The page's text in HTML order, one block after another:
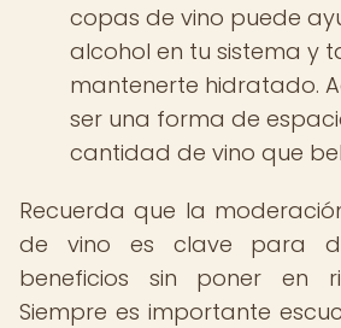
copas de vino puede
alcohol en tu sistema y
mantenerte hidratado.
ser una forma de
cantidad de vino que
Recuerda que la
de vino es clave para
beneficios sin poner en
Siempre es importante